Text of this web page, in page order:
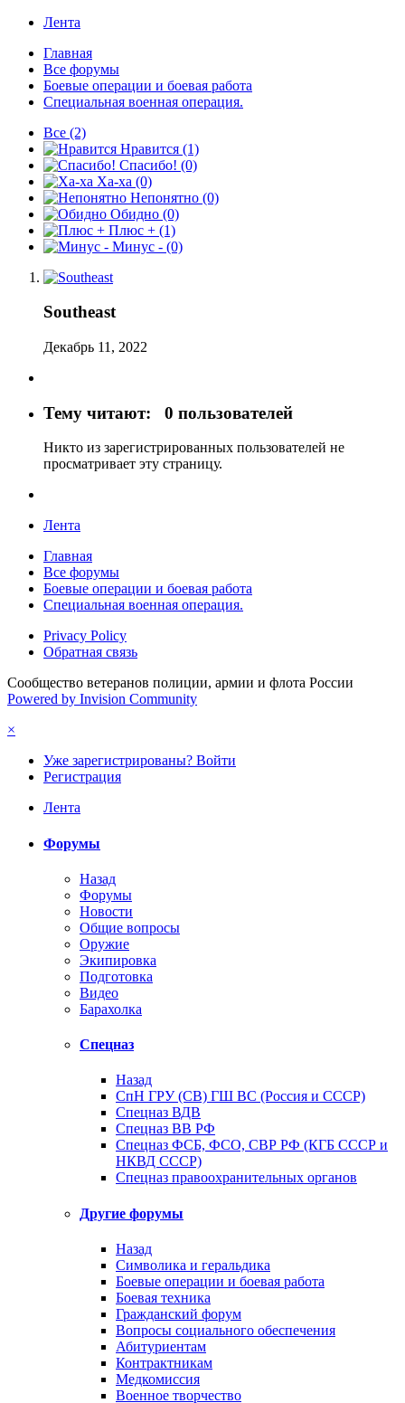
Лента
Главная
Все форумы
Боевые операции и боевая работа
Специальная военная операция.
Все (2)
Нравится (1)
Спасибо! (0)
Ха-ха (0)
Непонятно (0)
Обидно (0)
Плюс + (1)
Минус - (0)
Southeast
Декабрь 11, 2022
Тему читают: 0 пользователей
Никто из зарегистрированных пользователей не
просматривает эту страницу.
Лента
Главная
Все форумы
Боевые операции и боевая работа
Специальная военная операция.
Privacy Policy
Обратная связь
Сообщество ветеранов полиции, армии и флота России
Powered by Invision Community
×
Уже зарегистрированы? Войти
Регистрация
Лента
Форумы
Назад
Форумы
Новости
Общие вопросы
Оружие
Экипировка
Подготовка
Видео
Барахолка
Спецназ
Назад
СпН ГРУ (СВ) ГШ ВС (Россия и СССР)
Спецназ ВДВ
Спецназ ВВ РФ
Спецназ ФСБ, ФСО, СВР РФ (КГБ СССР и
НКВД СССР)
Спецназ правоохранительных органов
Другие форумы
Назад
Символика и геральдика
Боевые операции и боевая работа
Боевая техника
Гражданский форум
Вопросы социального обеспечения
Абитуриентам
Контрактникам
Медкомиссия
Военное творчество